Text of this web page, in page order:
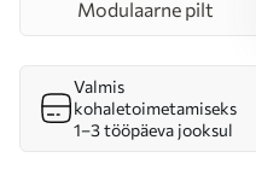
Modulaarne pilt
Valmis
kohaletoimetamiseks
1–3 tööpäeva jooksul